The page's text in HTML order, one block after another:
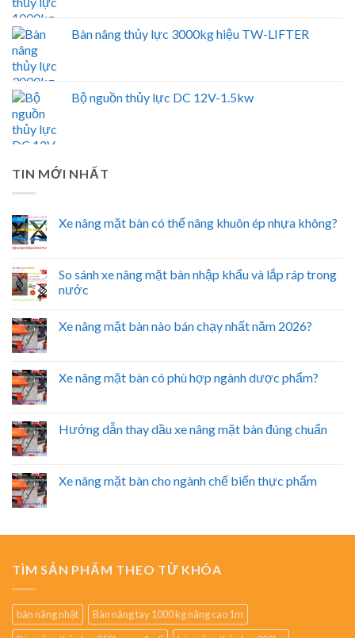
Bàn nâng thủy lực 3000kg hiệu TW-LIFTER
Bộ nguồn thủy lực DC 12V-1.5kw
TIN MỚI NHẤT
Xe nâng mặt bàn có thể nâng khuôn ép nhựa không?
So sánh xe nâng mặt bàn nhập khẩu và lắp ráp trong
nước
Xe nâng mặt bàn nào bán chạy nhất năm 2026?
Xe nâng mặt bàn có phù hợp ngành dược phẩm?
Hướng dẫn thay dầu xe nâng mặt bàn đúng chuẩn
Xe nâng mặt bàn cho ngành chế biến thực phẩm
TÌM SẢN PHẨM THEO TỪ KHÓA
bàn nâng nhật
Bàn nâng tay 1000 kg nâng cao 1m